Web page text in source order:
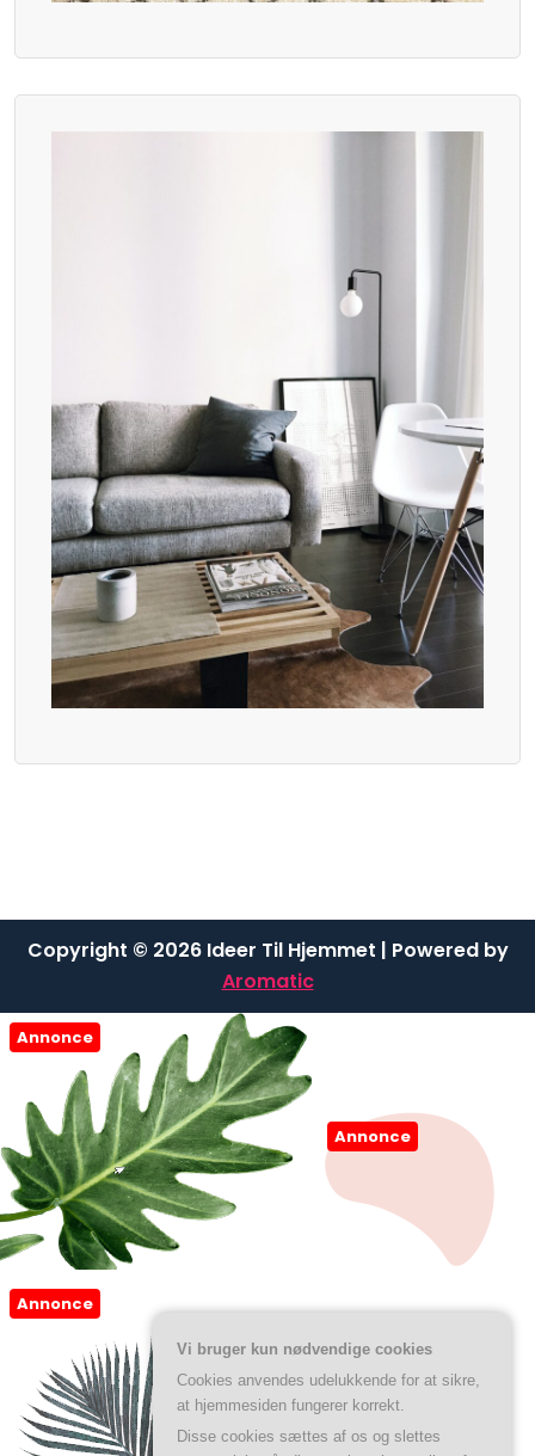
Copyright © 2026 Ideer Til Hjemmet | Powered by
Aromatic
Annonce
Annonce
Annonce
Vi bruger kun nødvendige cookies
Cookies anvendes udelukkende for at sikre,
at hjemmesiden fungerer korrekt.
Disse cookies sættes af os og slettes